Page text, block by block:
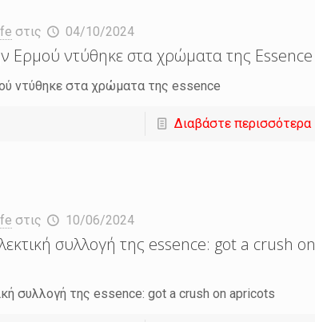
στις 04/10/2024
Ερμού ντύθηκε στα χρώματα της Essence
ντύθηκε στα χρώματα της essence
Διαβάστε περισσότερα
στις 10/06/2024
συλλογή της essence: got a crush on
συλλογή της essence: got a crush on apricots